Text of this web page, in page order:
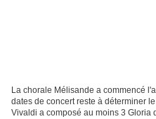
La chorale Mélisande a commencé
dates de concert reste à déterminer
Vivaldi a composé au moins 3 Gloria